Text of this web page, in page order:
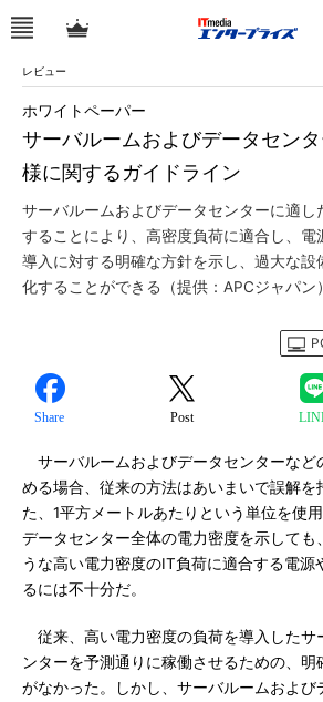
レビュー
サーバルームおよびデータセン
様に関するガイドライン
ホワイトペーパー
サーバルームおよびデータセンターに適し
することにより、高密度負荷に適合し、電
導入に対する明確な方針を示し、過大な設
化することができる（提供：APCジャパン
Share Post
サーバルームおよびデータセンターなど
める場合、従来の方法はあいまいで誤解を
た、1平方メートルあたりという単位を使
データセンター全体の電力密度を示しても
うな高い電力密度のIT負荷に適合する電源
るには不十分だ。
従来、高い電力密度の負荷を導入したサ
ンターを予測通りに稼働させるための、
がなかった。しかし、サーバルームおよび